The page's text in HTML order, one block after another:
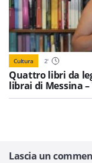
Cultura 2'
Quattro libri da
librai di Messina –
Lascia un